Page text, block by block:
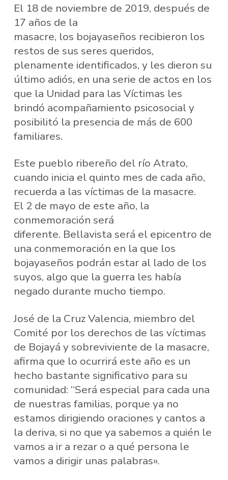
El 18 de noviembre de 2019, después de
17 años de la
masacre, los bojayaseños recibieron los
restos de sus seres queridos,
plenamente identificados, y les dieron su
último adiós, en una serie de actos en los
que la Unidad para las Víctimas les
brindó acompañamiento psicosocial y
posibilitó la presencia de más de 600
familiares.
Este pueblo ribereño del río Atrato,
cuando inicia el quinto mes de cada año,
recuerda a las víctimas de la masacre.
El 2 de mayo de este año, la
conmemoración será
diferente. Bellavista será el epicentro de
una conmemoración en la que los
bojayaseños podrán estar al lado de los
suyos, algo que la guerra les había
negado durante mucho tiempo.
José de la Cruz Valencia, miembro del
Comité por los derechos de las víctimas
de Bojayá y sobreviviente de la masacre,
afirma que lo ocurrirá este año es un
hecho bastante significativo para su
comunidad: “Será especial para cada una
de nuestras familias, porque ya no
estamos dirigiendo oraciones y cantos a
la deriva, si no que ya sabemos a quién le
vamos a ir a rezar o a qué persona le
vamos a dirigir unas palabras».